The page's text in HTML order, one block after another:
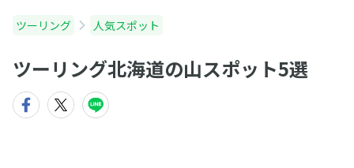
ツーリング 人気スポット
ツーリング北海道の山スポット5選